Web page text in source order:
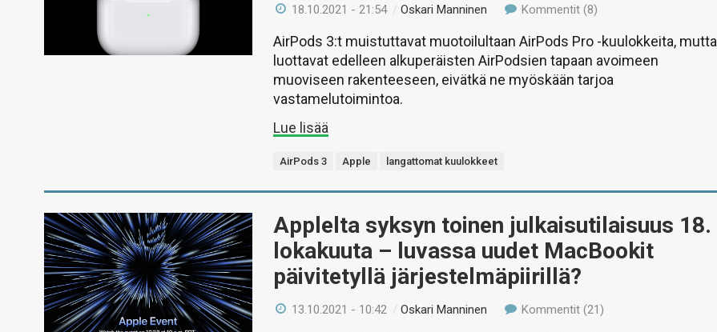
18.10.2021 - 21:54 /Oskari Manninen Kommentit (8)
AirPods 3:t muistuttavat muotoilultaan AirPods Pro -kuulokkeita, mutta
luottavat edelleen alkuperäisten AirPodsien tapaan avoimeen
muoviseen rakenteeseen, eivätkä ne myöskään tarjoa
vastamelutoimintoa.
Lue lisää
AirPods 3 Apple langattomat kuulokkeet
Applelta syksyn toinen julkaisutilaisuus 18.
lokakuuta – luvassa uudet MacBookit
päivitetyllä järjestelmäpiirillä?
13.10.2021 - 10:42 /Oskari Manninen Kommentit (21)